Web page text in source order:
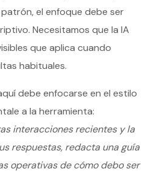
el enfoque debe ser
Necesitamos que la IA
que aplica cuando
habituales.
debe enfocarse en el estilo
a la herramienta:
interacciones recientes y la
respuestas, redacta una guía
operativas de cómo debo ser